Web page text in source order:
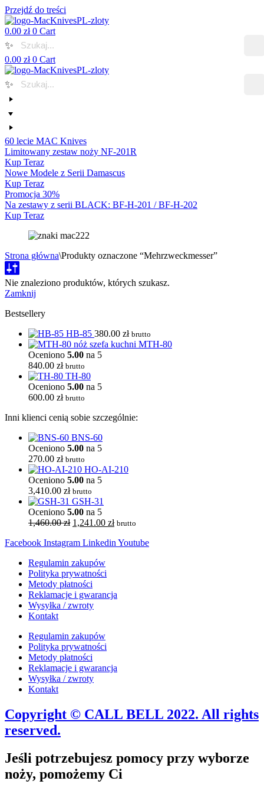
Przejdź do treści
0.00 zł 0 Cart
✨
0.00 zł 0 Cart
✨
60 lecie MAC Knives
Limitowany zestaw noży NF-201R
Kup Teraz
Nowe Modele z Serii Damascus
Kup Teraz
Promocja 30%
Na zestawy z serii BLACK: BF-H-201 / BF-H-202
Kup Teraz
Strona główna\Produkty oznaczone “Mehrzweckmesser”
Nie znaleziono produktów, których szukasz.
Zamknij
Bestsellery
HB-85 380.00 zł brutto
MTH-80
Oceniono 5.00 na 5
840.00 zł brutto
TH-80
Oceniono 5.00 na 5
600.00 zł brutto
Inni klienci cenią sobie szczególnie:
BNS-60
Oceniono 5.00 na 5
270.00 zł brutto
HO-AI-210
Oceniono 5.00 na 5
3,410.00 zł brutto
GSH-31
Oceniono 5.00 na 5
1,460.00zł Pierwotna
wynosiła:
1,241.00 złAktualna
wynosi:
brutto
Facebook Instagram Linkedin Youtube
Regulamin zakupów
Polityka prywatności
Metody płatności
Reklamacje i gwarancja
Wysyłka / zwroty
Kontakt
Regulamin zakupów
Polityka prywatności
Metody płatności
Reklamacje i gwarancja
Wysyłka / zwroty
Kontakt
Copyright © CALL BELL 2022. All rights
reserved.
Jeśli potrzebujesz pomocy przy wyborze
noży, pomożemy Ci